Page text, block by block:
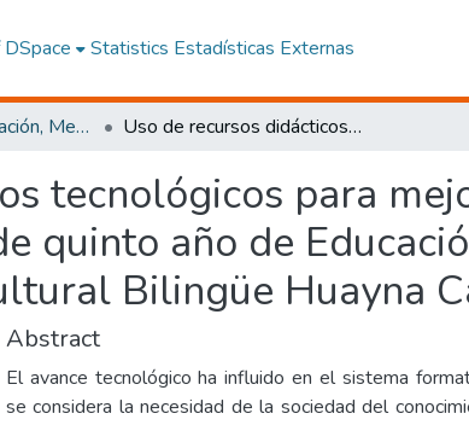
Statistics Estadísticas Externas
Maestría en Educación, Mención Innovación y Liderazgo Educativo Uso de recursos didácticos tecnológicos para mejorar las habilidades lectoras en estudiantes de quinto año de Educación General Básica de la Unidad Educativa Intercultural Bilingüe Huayna Cápac
tecnológicos para
quinto año de
Bilingüe Huayna
Abstract
El avance tecnológico ha influido en el sistema
se considera la necesidad de la sociedad del